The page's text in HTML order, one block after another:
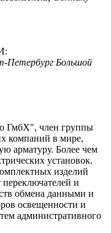
Петербург Большой
ГмбХ", член группы
компаний в мире,
арматуру. Более чем
установок.
изделий
и
обмена данными и
освещенности и
административного